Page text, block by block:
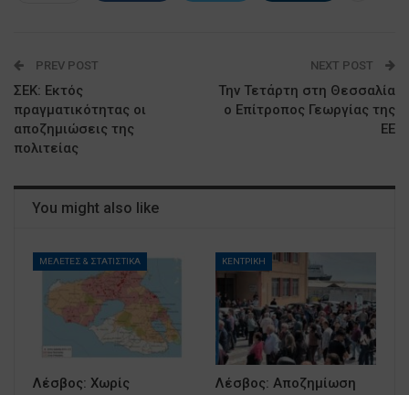
PREV POST
ΣΕΚ: Εκτός
πραγματικότητας οι
αποζημιώσεις της
πολιτείας
NEXT POST
Την Τετάρτη στη Θεσσαλία
ο Επίτροπος Γεωργίας της
ΕΕ
You might also like
ΜΕΛΕΤΕΣ & ΣΤΑΤΙΣΤΙΚΑ
Λέσβος: Χωρίς
ΚΕΝΤΡΙΚΗ
Λέσβος: Αποζημίωση